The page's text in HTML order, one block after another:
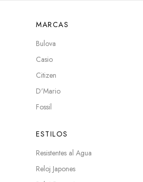
MARCAS
Bulova
Casio
Citizen
D'Mario
Fossil
ESTILOS
Resistentes al Agua
Reloj Japones